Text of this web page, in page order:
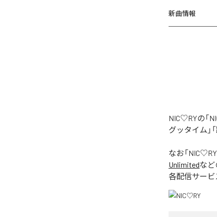
新曲情報
NIC♡RYの「
グッタイム」
なお「NIC♡RY
Unlimitedなど
各配信サービ